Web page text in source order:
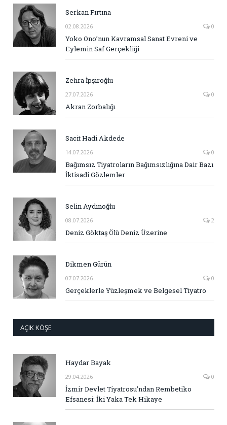
Serkan Fırtına
02.08.2026 0
Yoko Ono’nun Kavramsal Sanat Evreni ve
Eylemin Saf Gerçekliği
Zehra İpşiroğlu
27.07.2026 0
Akran Zorbalığı
Sacit Hadi Akdede
14.07.2026 0
Bağımsız Tiyatroların Bağımsızlığına Dair Bazı
İktisadi Gözlemler
Selin Aydınoğlu
08.07.2026 2
Deniz Göktaş Ölü Deniz Üzerine
Dikmen Gürün
07.07.2026 0
Gerçeklerle Yüzleşmek ve Belgesel Tiyatro
AÇIK KÖŞE
Haydar Bayak
29.04.2026 0
İzmir Devlet Tiyatrosu’ndan Rembetiko
Efsanesi: İki Yaka Tek Hikaye